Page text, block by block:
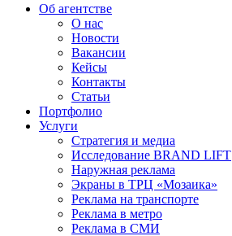
Об агентстве
О нас
Новости
Вакансии
Кейсы
Контакты
Статьи
Портфолио
Услуги
Стратегия и медиа
Исследование BRAND LIFT
Наружная реклама
Экраны в ТРЦ «Мозаика»
Реклама на транспорте
Реклама в метро
Реклама в СМИ